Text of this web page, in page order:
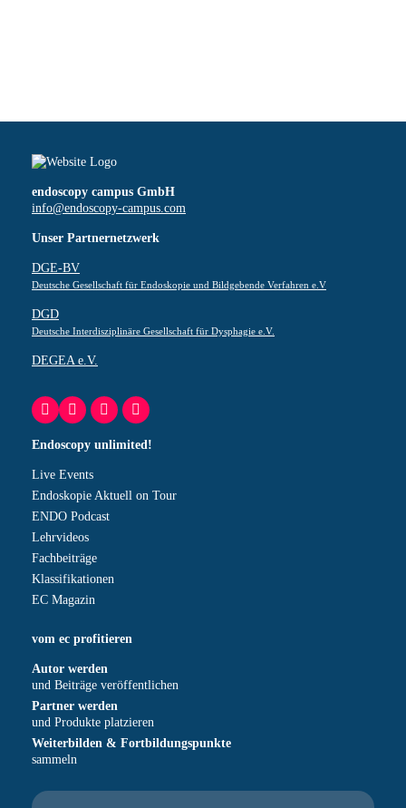
endoscopy campus GmbH
info@endoscopy-campus.com
Unser Partnernetzwerk
DGE-BV
Deutsche Gesellschaft für Endoskopie und Bildgebende Verfahren e.V
DGD
Deutsche Interdisziplinäre Gesellschaft für Dysphagie e.V.
DEGEA e.V.
Endoscopy unlimited!
Live Events
Endoskopie Aktuell on Tour
ENDO Podcast
Lehrvideos
Fachbeiträge
Klassifikationen
EC Magazin
vom ec profitieren
Autor werden
und Beiträge veröffentlichen
Partner werden
und Produkte platzieren
Weiterbilden & Fortbildungspunkte
sammeln